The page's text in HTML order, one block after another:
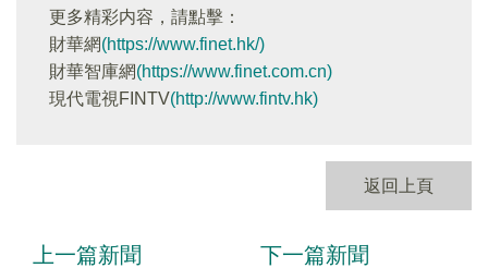
更多精彩内容，請點擊：
財華網(https://www.finet.hk/)
財華智庫網(https://www.finet.com.cn)
現代電視FINTV(http://www.fintv.hk)
返回上頁
上一篇新聞 下一篇新聞